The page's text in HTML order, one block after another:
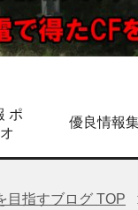
ポ
優良情報
目指すブログ TOP